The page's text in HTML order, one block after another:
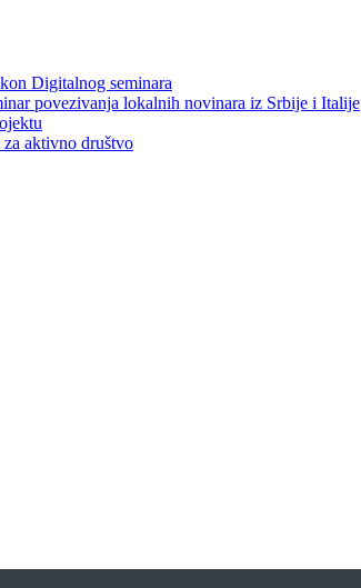
Digitalnog seminara
povezivanja lokalnih novinara iz Srbije i Italije
aktivno društvo